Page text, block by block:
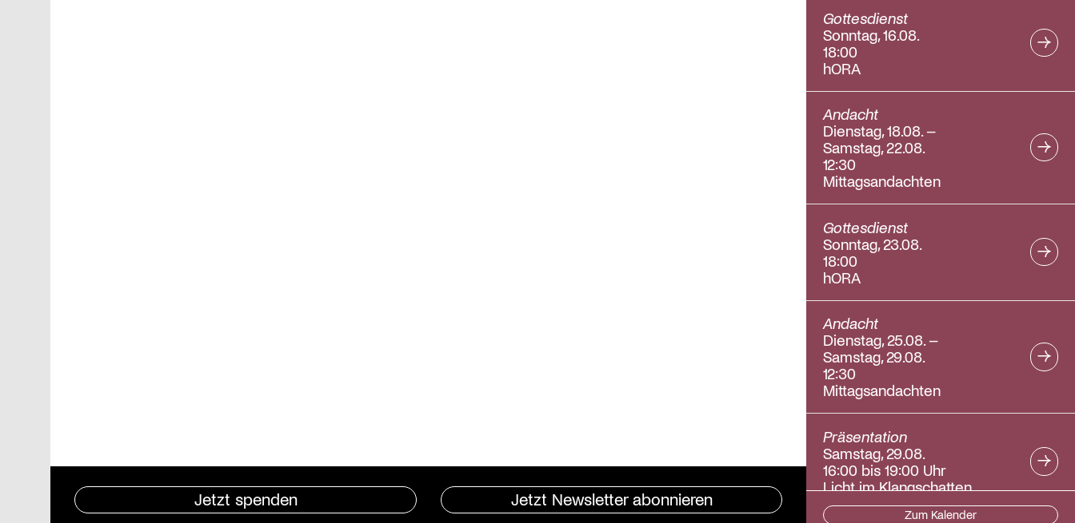
Jetzt spenden Jetzt Newsletter abonnieren
Gottesdienst
Sonntag, 16.08.
18:00
hORA
Andacht
Dienstag, 18.08. –
Samstag, 22.08.
12:30
Mittagsandachten
Gottesdienst
Sonntag, 23.08.
18:00
hORA
Andacht
Dienstag, 25.08. –
Samstag, 29.08.
12:30
Mittagsandachten
Präsentation
Samstag, 29.08.
16:00 bis 19:00 Uhr
Licht im Klangschatten
Zum Kalender